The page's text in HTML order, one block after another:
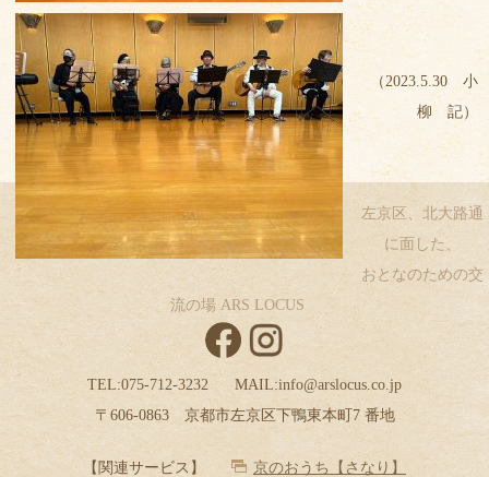
（2023.5.30 小
柳 記）
左京区、北大路通
に面した、
おとなのための交
流の場 ARS LOCUS
TEL:075-712-3232 MAIL:info@arslocus.co.jp
〒606-0863 京都市左京区下鴨東本町7 番地
【関連サービス】 京のおうち【さなり】